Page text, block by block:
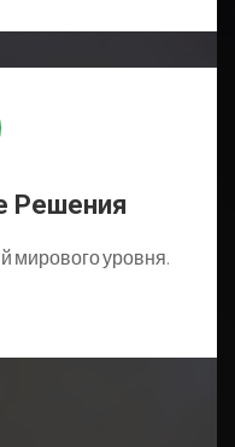
Решения
мирового уровня.